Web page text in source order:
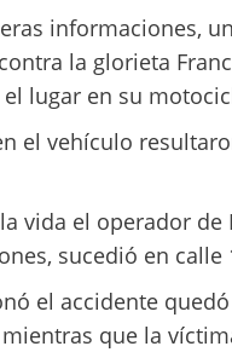
informaciones,
la glorieta
lugar en su
el vehículo
vida el operador
sucedió en calle
el accidente
que la